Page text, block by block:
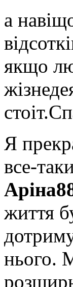
а
якщо
Я
все-
життя
нього.